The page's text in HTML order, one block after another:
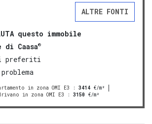
ALTRE FONTI
questo immobile
di Caasa®
preferiti
in zona OMI E3 : 3414 €/m²
in zona OMI E3 : 3150 €/m²